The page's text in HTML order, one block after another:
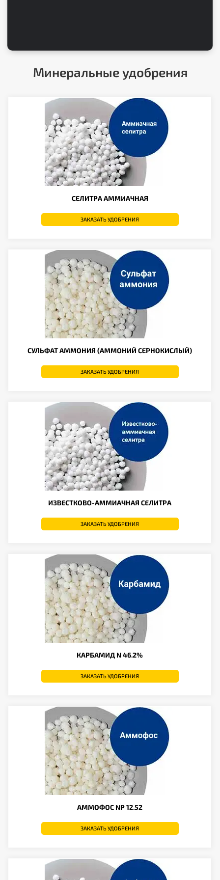
Минеральные удобрения
СЕЛИТРА АММИАЧНАЯ
ЗАКАЗАТЬ УДОБРЕНИЯ
СУЛЬФАТ АММОНИЯ (АММОНИЙ СЕРНОКИСЛЫЙ)
ЗАКАЗАТЬ УДОБРЕНИЯ
ИЗВЕСТКОВО-АММИАЧНАЯ СЕЛИТРА
ЗАКАЗАТЬ УДОБРЕНИЯ
КАРБАМИД N 46.2%
ЗАКАЗАТЬ УДОБРЕНИЯ
АММОФОС NP 12.52
ЗАКАЗАТЬ УДОБРЕНИЯ